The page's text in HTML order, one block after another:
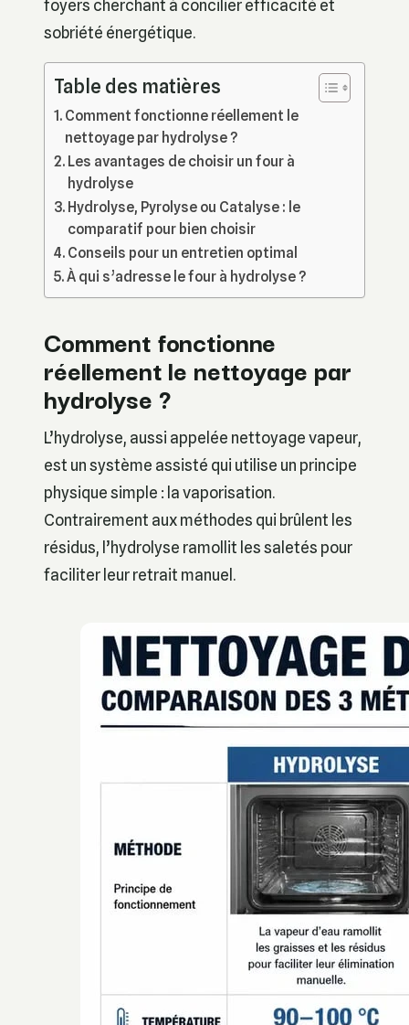
foyers cherchant à concilier efficacité et
sobriété énergétique.
Table des matières
Comment fonctionne réellement le
nettoyage par hydrolyse ?
Les avantages de choisir un four à
hydrolyse
Hydrolyse, Pyrolyse ou Catalyse : le
comparatif pour bien choisir
Conseils pour un entretien optimal
À qui s’adresse le four à hydrolyse ?
Comment fonctionne
réellement le nettoyage par
hydrolyse ?
L’hydrolyse, aussi appelée nettoyage vapeur,
est un système assisté qui utilise un principe
physique simple : la vaporisation.
Contrairement aux méthodes qui brûlent les
résidus, l’hydrolyse ramollit les saletés pour
faciliter leur retrait manuel.